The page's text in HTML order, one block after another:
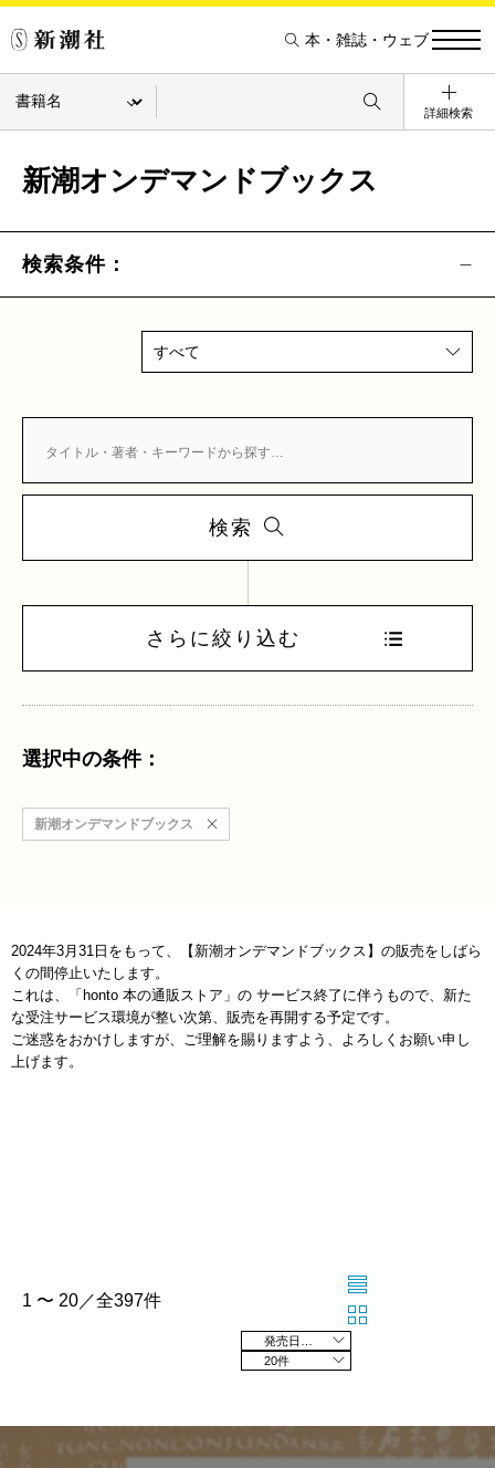
本・雑誌・ウェブ
詳細検索
新潮オンデマンドブックス
検索条件：
すべて
検索
さらに絞り込む
選択中の条件：
新潮オンデマンドブックス
2024年3月31日をもって、【新潮オンデマンドブックス】の販売をしばら
くの間停止いたします。
これは、「honto 本の通販ストア」の サービス終了に伴うもので、新た
な受注サービス環境が整い次第、販売を再開する予定です。
ご迷惑をおかけしますが、ご理解を賜りますよう、よろしくお願い申し
上げます。
1 〜 20／全397件
20件